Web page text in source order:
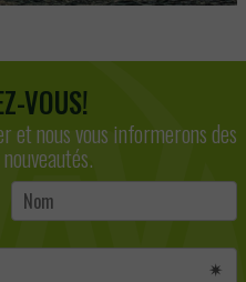
VOUS!
et nous vous informerons des